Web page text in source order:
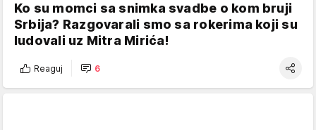
Ko su momci sa snimka svadbe o kom bruji
Srbija? Razgovarali smo sa rokerima koji su
ludovali uz Mitra Mirića!
Reaguj 6